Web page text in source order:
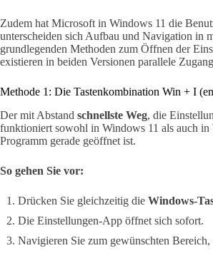
Zudem hat Microsoft in Windows 11 die
unterscheiden sich Aufbau und Navigation in
grundlegenden Methoden zum Öffnen der
existieren in beiden Versionen parallele
Methode 1: Die Tastenkombination Win + I
Der mit Abstand schnellste Weg, die
funktioniert sowohl in Windows 11 als auch
Programm gerade geöffnet ist.
So gehen Sie vor:
Drücken Sie gleichzeitig die Windows-
Die Einstellungen-App öffnet sich sofort.
Navigieren Sie zum gewünschten